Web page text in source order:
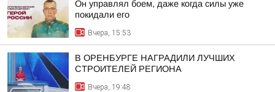
Он управлял боем, даже когда силы уже
покидали его
Вчера, 15:53
В ОРЕНБУРГЕ НАГРАДИЛИ ЛУЧШИХ
СТРОИТЕЛЕЙ РЕГИОНА
Вчера, 19:48